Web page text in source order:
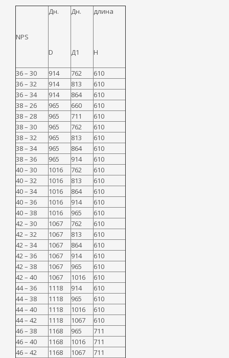
NPS
Дн.
D
Дн.
Д1
длина
H
36 – 30 914 762
610
36 – 32
914 813
610
36 – 34
914 864
610
38 – 26
965 660
610
38 – 28
965 711
610
38 – 30
965 762
610
38 – 32
965 813
610
38 – 34
965 864
610
38 – 36
965 914
610
40 – 30
1016 762
610
40 – 32
1016 813
610
40 – 34
1016 864
610
40 – 36
1016 914
610
40 – 38
1016 965
610
42 – 30
1067 762
610
42 – 32
1067 813
610
42 – 34
1067 864
610
42 – 36
1067 914
610
42 – 38
1067 965
610
42 – 40
1067 1016
610
44 – 36
1118 914
610
44 – 38
1118 965
610
44 – 40
1118 1016
610
44 – 42
1118 1067
610
46 – 38
1168 965
711
46 – 40
1168 1016
711
46 – 42
1168 1067
711